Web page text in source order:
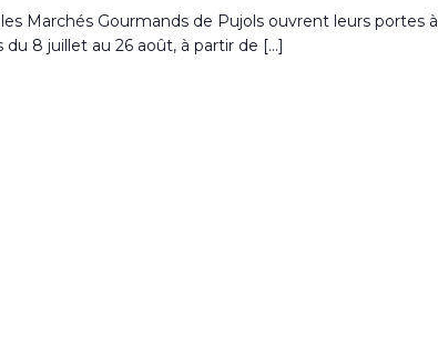
Marchés Gourmands de Pujols ouvrent leurs portes à
du 8 juillet au 26 août, à partir de […]